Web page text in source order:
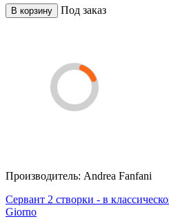
В корзину Под заказ
Производитель: Andrea Fanfani
Сервант 2 створки - в
Giorno